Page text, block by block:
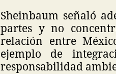
Sheinbaum señaló
partes y no
relación entre
ejemplo de
responsabilidad